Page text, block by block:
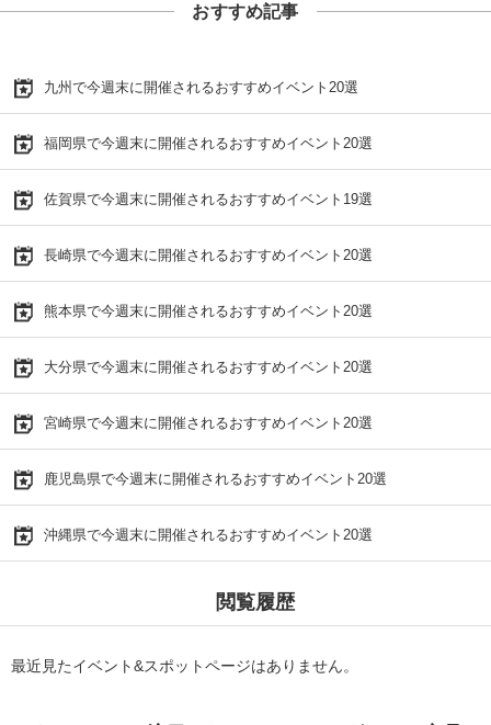
おすすめ記事
九州で今週末に開催されるおすすめイベント20選
福岡県で今週末に開催されるおすすめイベント20選
佐賀県で今週末に開催されるおすすめイベント19選
長崎県で今週末に開催されるおすすめイベント20選
熊本県で今週末に開催されるおすすめイベント20選
大分県で今週末に開催されるおすすめイベント20選
宮崎県で今週末に開催されるおすすめイベント20選
鹿児島県で今週末に開催されるおすすめイベント20選
沖縄県で今週末に開催されるおすすめイベント20選
閲覧履歴
最近見たイベント&スポットページはありません。